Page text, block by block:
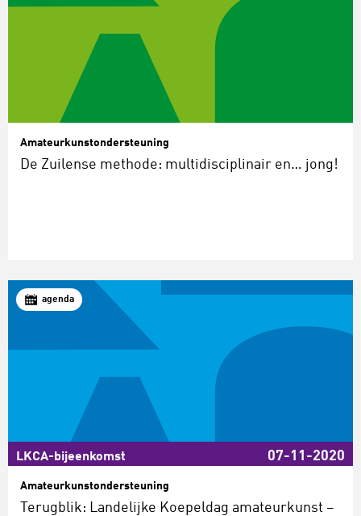
Amateurkunstondersteuning
De Zuilense methode: multidisciplinair en… jong!
agenda
LKCA-bijeenkomst 07-11-2020
Amateurkunstondersteuning
Terugblik: Landelijke Koepeldag amateurkunst –